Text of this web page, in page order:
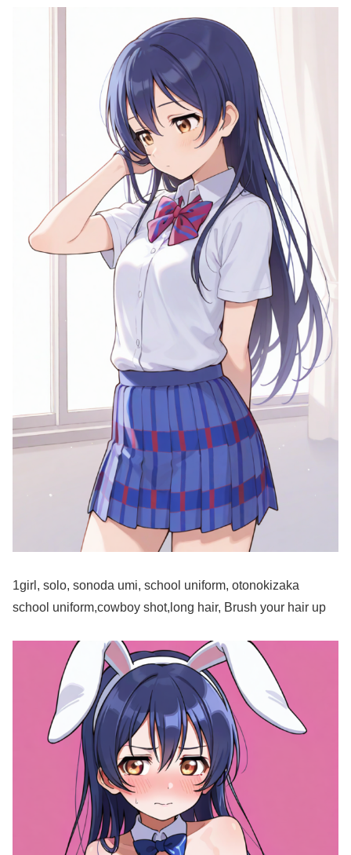
1girl, solo, sonoda umi, school uniform, otonokizaka
school uniform,cowboy shot,long hair, Brush your hair up